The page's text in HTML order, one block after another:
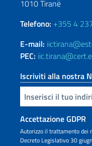
1010 Tiranë
Telefono: +355 4
E-mail:
PEC:
Iscriviti alla nostra
Inserisci la tua email
Accettazione GDPR
Autorizzo il trattamento dei
Decreto Legislativo 30